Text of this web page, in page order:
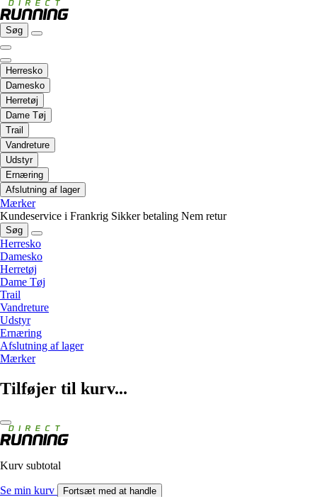
Søg
Herresko
Damesko
Herretøj
Dame Tøj
Trail
Vandreture
Udstyr
Ernæring
Afslutning af lager
Mærker
Kundeservice i Frankrig Sikker betaling Nem retur
Søg
Herresko
Damesko
Herretøj
Dame Tøj
Trail
Vandreture
Udstyr
Ernæring
Afslutning af lager
Mærker
Tilføjer til kurv...
Kurv subtotal
Se min kurv Fortsæt med at handle